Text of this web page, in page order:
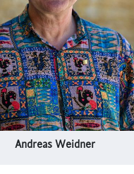
Andreas Weidner